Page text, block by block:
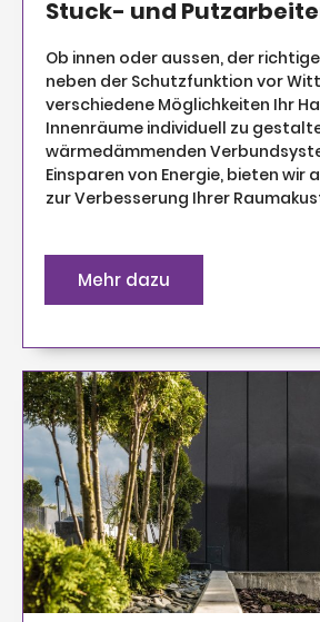
Stuck- und
Ob innen oder aussen, der
neben der Schutzfunktion vor
verschiedene Möglichkeiten Ihr
Innenräume individuell zu
wärmedämmenden
Einsparen von Energie, bieten wir
zur Verbesserung Ihrer
Mehr dazu